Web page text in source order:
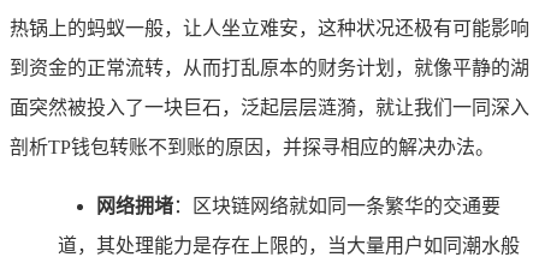
热锅上的蚂蚁一般，让人坐立难安，这种状况还极有可能影响
到资金的正常流转，从而打乱原本的财务计划，就像平静的湖
面突然被投入了一块巨石，泛起层层涟漪，就让我们一同深入
剖析TP钱包转账不到账的原因，并探寻相应的解决办法。
网络拥堵：区块链网络就如同一条繁华的交通要
道，其处理能力是存在上限的，当大量用户如同潮水般